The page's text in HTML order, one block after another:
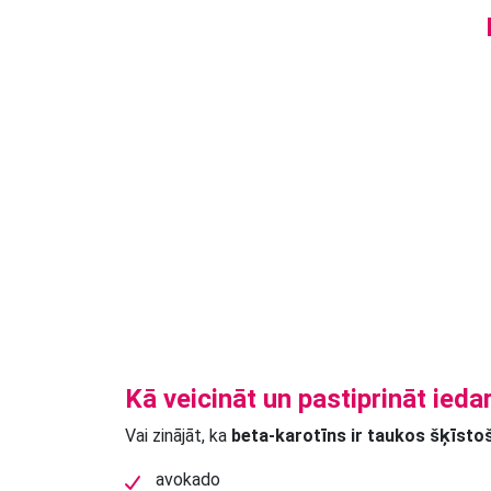
Kā veicināt un pastiprināt
Vai zinājāt, ka beta-karotīns ir taukos
avokado